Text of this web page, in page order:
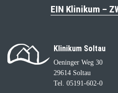
EIN Klinikum –
Klinikum Soltau
Oeninger Weg 30
29614 Soltau
Tel. 05191-602-0